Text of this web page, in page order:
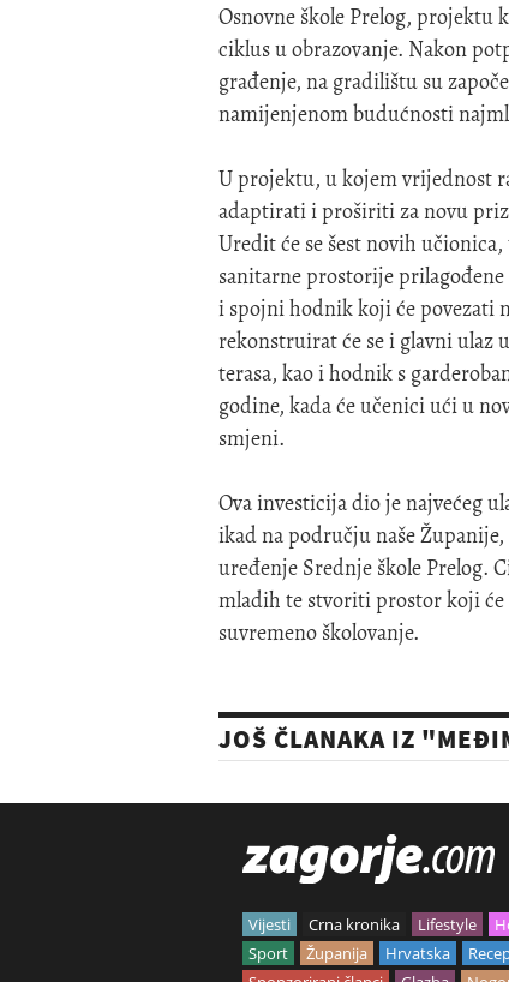
Osnovne škole Prelog,
ciklus u obrazovanje. Nakon
građenje, na gradilištu su
namijenjenom budućnosti
U projektu, u kojem vrijednost
adaptirati i proširiti za novu
Uredit će se šest novih
sanitarne prostorije
i spojni hodnik koji će povezati
rekonstruirat će se i glavni
terasa, kao i hodnik s
godine, kada će učenici ući u
smjeni.
Ova investicija dio je najvećeg
ikad na području naše
uređenje Srednje škole Prelog.
mladih te stvoriti prostor koji
suvremeno školovanje.
JOŠ ČLANAKA IZ
Vijesti Crna kronika Lifestyle
Sport
Županija Hrvatska